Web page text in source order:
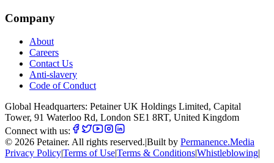
Company
About
Careers
Contact Us
Anti-slavery
Code of Conduct
Global Headquarters: Petainer UK Holdings Limited, Capital
Tower, 91 Waterloo Rd, London SE1 8RT, United Kingdom
Connect with us:
© 2026 Petainer. All rights reserved.|Built by Permanence.Media
Privacy Policy|Terms of Use|Terms & Conditions|Whistleblowing|